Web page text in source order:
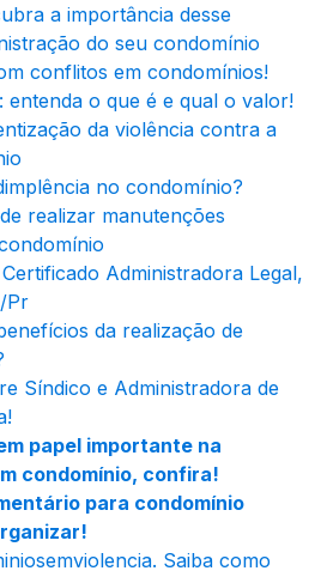
a importância desse
do seu condomínio
conflitos em condomínios!
entenda o que é e qual o valor!
da violência contra a
no condomínio?
realizar manutenções
Administradora Legal,
Pr
da realização de
Síndico e Administradora de
papel importante na
condomínio, confira!
para condomínio
Saiba como